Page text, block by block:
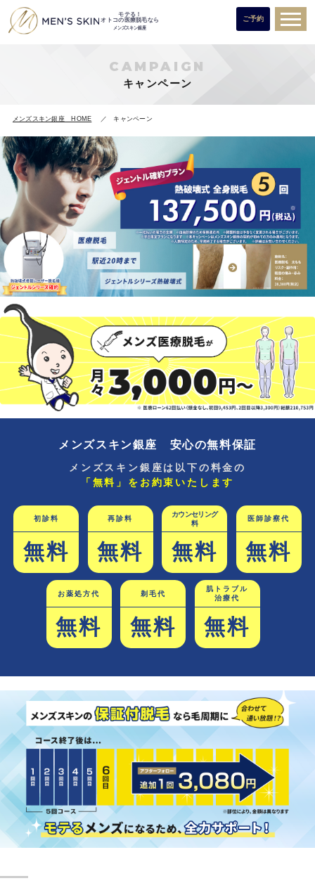
モテる！
オトコの医療脱毛なら
メンズスキン銀座
ご予約
CAMPAIGN
キャンペーン
メンズスキン銀座 HOME キャンペーン
メンズスキン銀座 安心の無料保証
メンズスキン銀座は以下の料金の
「無料」をお約束いたします
初診料
無料
再診料
無料
カウンセリング
料
無料
医師診察代
無料
お薬処方代
無料
剃毛代
無料
肌トラブル
治療代
無料